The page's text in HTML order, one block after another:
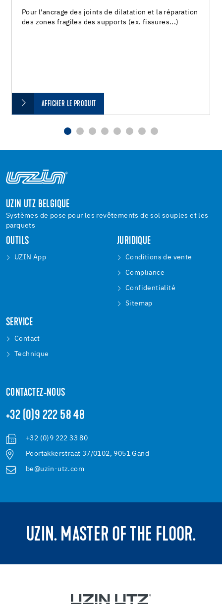
Pour l'ancrage des joints de dilatation et la réparation
des zones fragiles des supports (ex. fissures...)
AFFICHER LE PRODUIT
UZIN UTZ BELGIQUE
Systèmes de pose pour les revêtements de sol souples et les
parquets
OUTILS
UZIN App
JURIDIQUE
Conditions de vente
Compliance
Confidentialité
Sitemap
SERVICE
Contact
Technique
CONTACTEZ-NOUS
+32 (0)9 222 58 48
+32 (0)9 222 33 80
Poortakkerstraat 37/0102, 9051 Gand
be@uzin-utz.com
UZIN. MASTER OF THE FLOOR.